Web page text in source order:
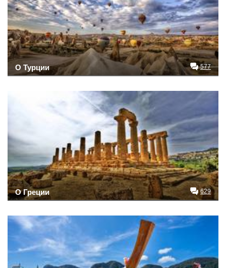
О Турции 577
О Греции 629